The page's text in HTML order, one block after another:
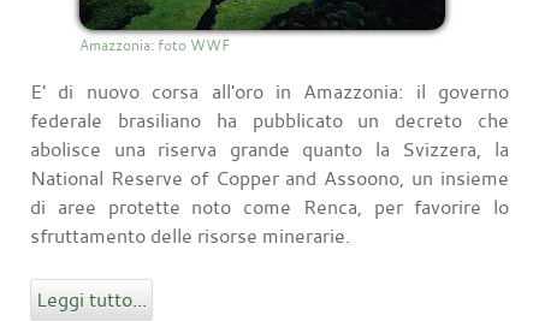
Amazzonia: foto WWF
E' di nuovo corsa all'oro in Amazzonia: il governo
federale brasiliano ha pubblicato un decreto che
abolisce una riserva grande quanto la Svizzera, la
National Reserve of Copper and Assoono, un insieme
di aree protette noto come Renca, per favorire lo
sfruttamento delle risorse minerarie.
Leggi tutto...